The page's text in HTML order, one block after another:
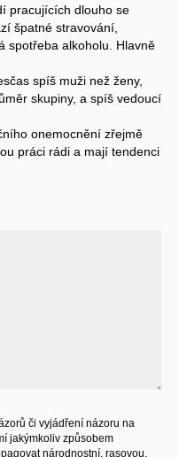
pracujících dlouho se
špatné stravování,
spotřeba alkoholu. Hlavně
spíš muži než ženy,
skupiny, a spíš vedoucí
onemocnění zřejmě
práci rádi a mají tendenci
či vyjádření názoru na
jakýmkoliv způsobem
národnostní, rasovou,